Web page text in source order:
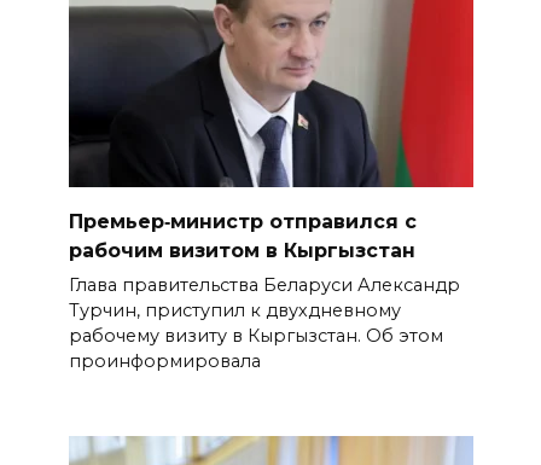
Премьер‑министр отправился с
рабочим визитом в Кыргызстан
Глава правительства Беларуси Александр
Турчин, приступил к двухдневному
рабочему визиту в Кыргызстан. Об этом
проинформировала